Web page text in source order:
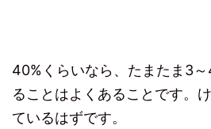
40%くらいなら、たまたま3
ることはよくあることです。
ているはずです。